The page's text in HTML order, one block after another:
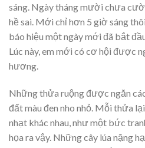
sáng. Ngày tháng mười chưa
hề sai. Mới chỉ hơn 5 giờ sáng
báo hiệu một ngày mới đã bắt
Lúc này, em mới có cơ hội được
hương.
Những thửa ruộng được ngăn
đất màu đen nho nhỏ. Mỗi thửa
nhạt khác nhau, như một bức
họa ra vậy. Những cây lúa nặng